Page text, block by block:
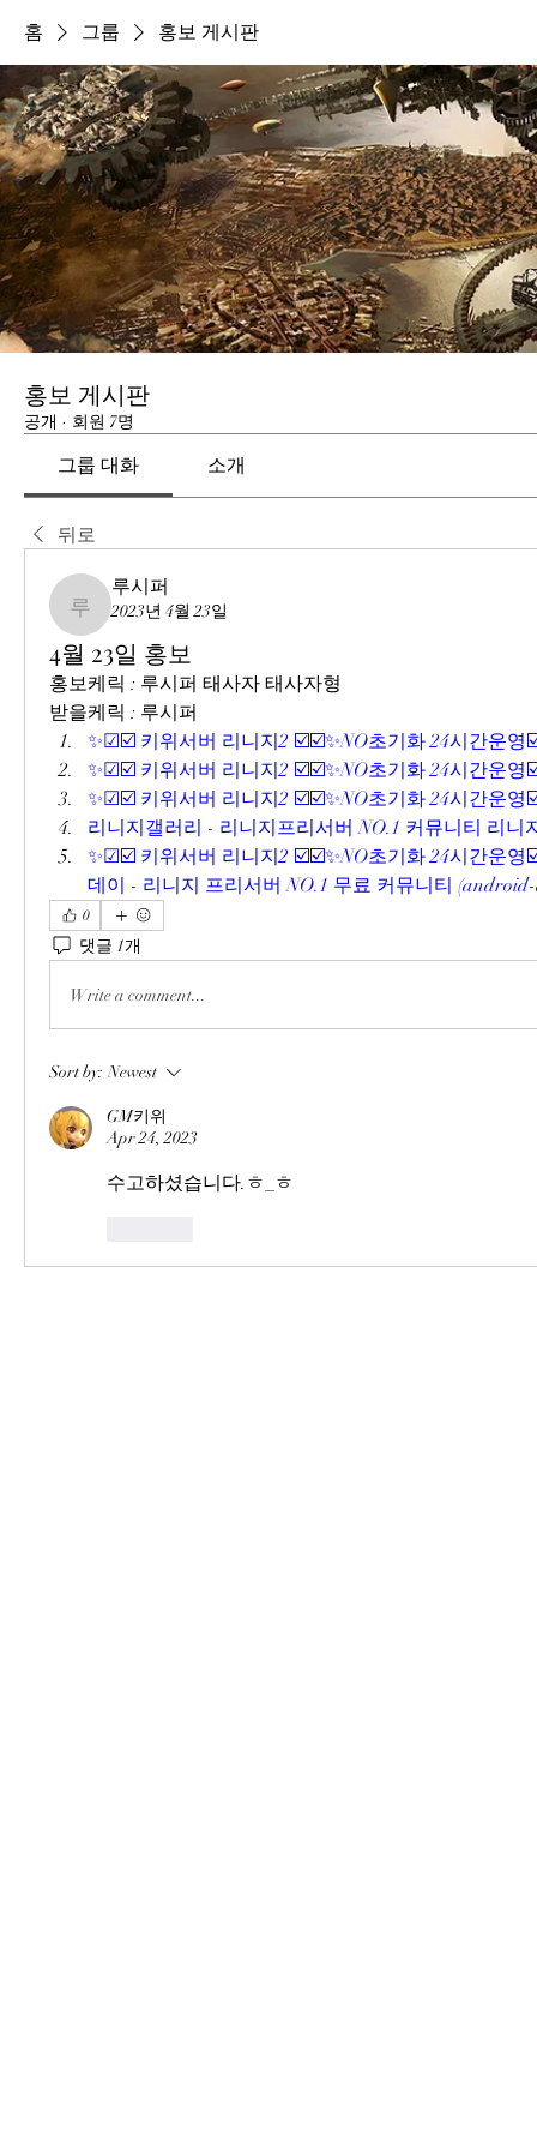
홈 그룹 홍보 게시판
홍보 게시판
공개 · 회원 7명
그룹 대화 소개
뒤로
루시퍼
루시퍼
2023년 4월 23일
4월 23일 홍보
홍보케릭 : 루시퍼 태사자 태사자형
받을케릭 : 루시퍼
✨☑☑️ 키위서버 리니지2 ☑️☑️✨NO초기화 24시간운영
✨☑☑️ 키위서버 리니지2 ☑️☑️✨NO초기화 24시간운영
✨☑☑️ 키위서버 리니지2 ☑️☑️✨NO초기화 24시간운영
리니지갤러리 - 리니지프리서버 NO.1 커뮤니티 리니
✨☑☑️ 키위서버 리니지2 ☑️☑️✨NO초기화 24시간운영
데이 - 리니지 프리서버 NO.1 무료 커뮤니티 (android-
0
댓글 1개
Write a comment...
Sort by: Newest
GM키위
Apr 24, 2023
수고하셨습니다.ㅎ_ㅎ